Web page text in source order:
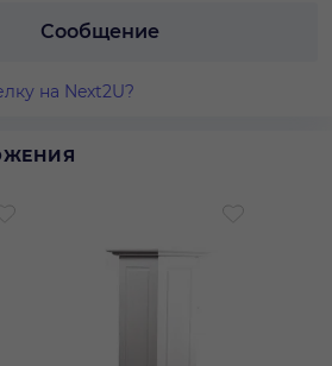
Сообщение
на Next2U?